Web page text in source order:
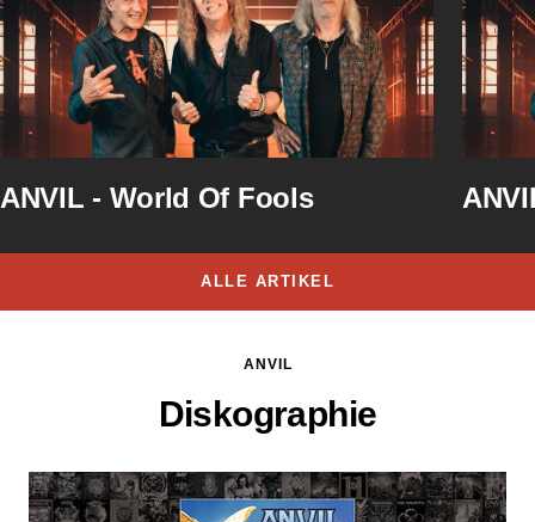
ANVIL - World Of Fools
ALLE ARTIKEL
ANVIL
Diskographie